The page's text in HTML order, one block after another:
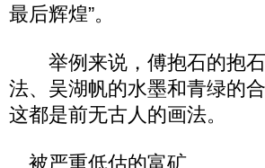
最后辉煌”。
举例来说，傅抱石的抱石
法、吴湖帆的水墨和青绿的
这都是前无古人的画法。
被严重低估的富矿